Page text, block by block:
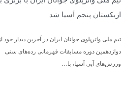
عربستان؛ تقابل با ازبکستان برای عنوان
تیم ملی واترپلوی جوانان ایران در ادامه رقابت‌های
دوازدهمین دوره مسابقات قهرمانی رده‌های سنی